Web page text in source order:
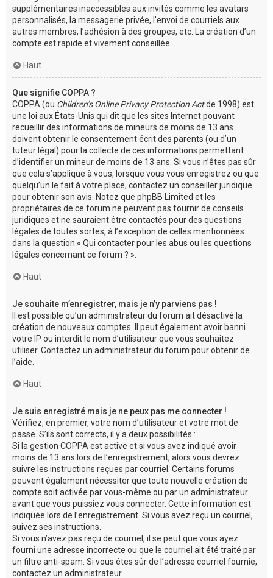
supplémentaires inaccessibles aux invités comme les avatars
personnalisés, la messagerie privée, l’envoi de courriels aux
autres membres, l’adhésion à des groupes, etc. La création d’un
compte est rapide et vivement conseillée.
Haut
Que signifie COPPA ?
COPPA (ou Children’s Online Privacy Protection Actde 1998) est
une loi aux États-Unis qui dit que les sites Internet pouvant
recueillir des informations de mineurs de moins de 13 ans
doivent obtenir le consentement écrit des parents (ou d’un
tuteur légal) pour la collecte de ces informations permettant
d’identifier un mineur de moins de 13 ans. Si vous n’êtes pas sûr
que cela s’applique à vous, lorsque vous vous enregistrez ou que
quelqu’un le fait à votre place, contactez un conseiller juridique
pour obtenir son avis. Notez que phpBB Limited et les
propriétaires de ce forum ne peuvent pas fournir de conseils
juridiques et ne sauraient être contactés pour des questions
légales de toutes sortes, à l’exception de celles mentionnées
dans la question « Qui contacter pour les abus ou les questions
légales concernant ce forum ? ».
Haut
Je souhaite m’enregistrer, mais je n’y parviens pas !
Il est possible qu’un administrateur du forum ait désactivé la
création de nouveaux comptes. Il peut également avoir banni
votre IP ou interdit le nom d’utilisateur que vous souhaitez
utiliser. Contactez un administrateur du forum pour obtenir de
l’aide.
Haut
Je suis enregistré mais je ne peux pas me connecter !
Vérifiez, en premier, votre nom d’utilisateur et votre mot de
passe. S’ils sont corrects, il y a deux possibilités :
Si la gestion COPPA est active et si vous avez indiqué avoir
moins de 13 ans lors de l’enregistrement, alors vous devrez
suivre les instructions reçues par courriel. Certains forums
peuvent également nécessiter que toute nouvelle création de
compte soit activée par vous-même ou par un administrateur
avant que vous puissiez vous connecter. Cette information est
indiquée lors de l’enregistrement. Si vous avez reçu un courriel,
suivez ses instructions.
Si vous n’avez pas reçu de courriel, il se peut que vous ayez
fourni une adresse incorrecte ou que le courriel ait été traité par
un filtre anti-spam. Si vous êtes sûr de l’adresse courriel fournie,
contactez un administrateur.